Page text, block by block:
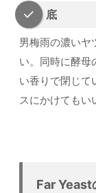
底
男梅雨の濃いヤ
い。同時に酵母
い香りで閉じて
スにかけてもい
Far Yeast